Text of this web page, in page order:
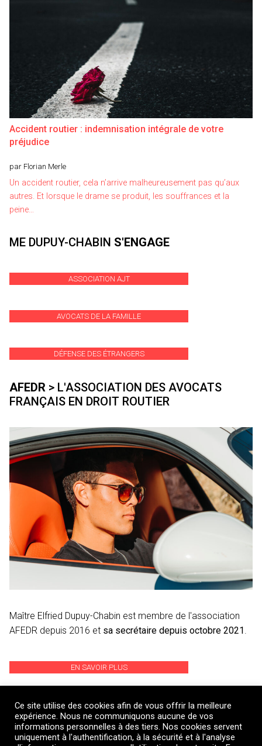
Accident routier : indemnisation intégrale de votre
préjudice
par Florian Merle
Un accident routier, cela n’arrive malheureusement pas qu’aux
autres. Et lorsque le drame se produit, les souffrances et la
peine…
ME DUPUY-CHABIN S'ENGAGE
ASSOCIATION AJT
AVOCATS DE LA FAMILLE
DÉFENSE DES ÉTRANGERS
AFEDR > L'ASSOCIATION DES AVOCATS
FRANÇAIS EN DROIT ROUTIER
Maître Elfried Dupuy-Chabin est membre de l'association
AFEDR depuis 2016 et sa secrétaire depuis octobre 2021
EN SAVOIR PLUS
© 2026 Maître Elfried Dupuy-Chabin, Avocat au Barreau de
Ce site utilise des cookies afin de vous offrir la meilleure
expérience. Nous ne communiquons aucune de vos
informations personnelles à des tiers. Nos cookies servent
uniquement à l'authentification, à la sécurité et à l'analyse